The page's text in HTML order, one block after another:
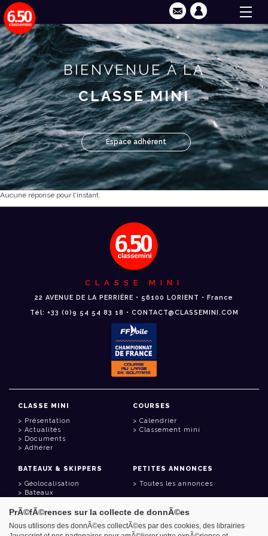
BIENVENUE À LA
CLASSE MINI
Espace adhérent
Aucune réponse pour l'instant.
CLASSE MINI
22 AVENUE DE LA PERRIÈRE • 56100 LORIENT • France
Tél: +33 (0)9 54 54 83 18 • CONTACT@CLASSEMINI.COM
CLASSE MINI
Présentation
Actualités
Documents
Adhérer
COURSES
Calendrier
Classement mini
BATEAUX & SKIPPERS
Géolocalisation
Bateaux
PETITES ANNONCES
Toutes les annonces
LIENS UTILES
PrÃ©fÃ©rences sur la collecte de donnÃ©es
Nous utilisons des donnÃ©es collectÃ©es par des cookies, des librairies